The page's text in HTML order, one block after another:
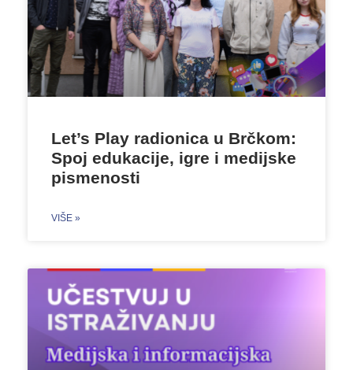
Let’s Play radionica u Brčkom:
Spoj edukacije, igre i medijske
pismenosti
VIŠE »